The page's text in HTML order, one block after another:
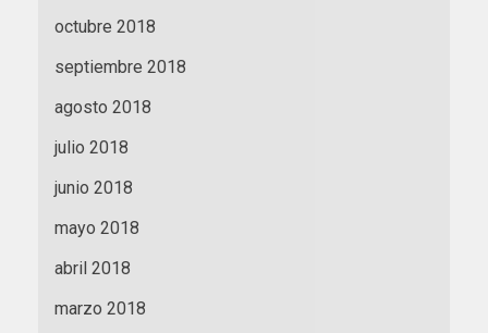
octubre 2018
septiembre 2018
agosto 2018
julio 2018
junio 2018
mayo 2018
abril 2018
marzo 2018